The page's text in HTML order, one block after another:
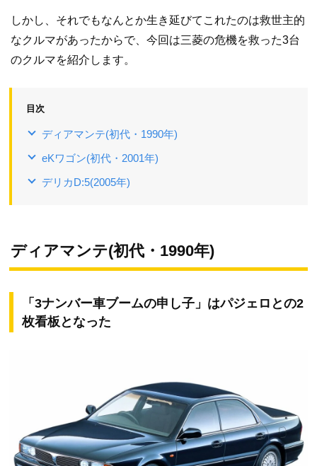
しかし、それでもなんとか生き延びてこれたのは救世主的
なクルマがあったからで、今回は三菱の危機を救った3台
のクルマを紹介します。
目次
ディアマンテ(初代・1990年)
eKワゴン(初代・2001年)
デリカD:5(2005年)
ディアマンテ(初代・1990年)
「3ナンバー車ブームの申し子」はパジェロとの2
枚看板となった